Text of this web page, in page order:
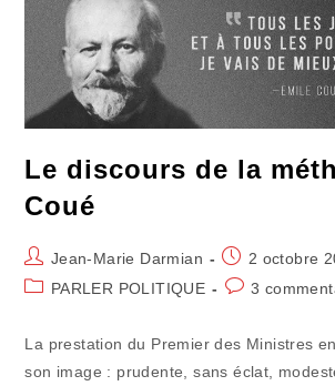
Vue,
Je
Vais
De
Mieux
En
Mieux »
Le discours de la
Coué
Auteur/autrice
de
Jean-Marie Darmian
Publication
publiée :
2 octobre
PostPARLER POLITIQUE
Commentaires
3
La prestation du Premier des Ministres
son image : prudente, sans éclat,